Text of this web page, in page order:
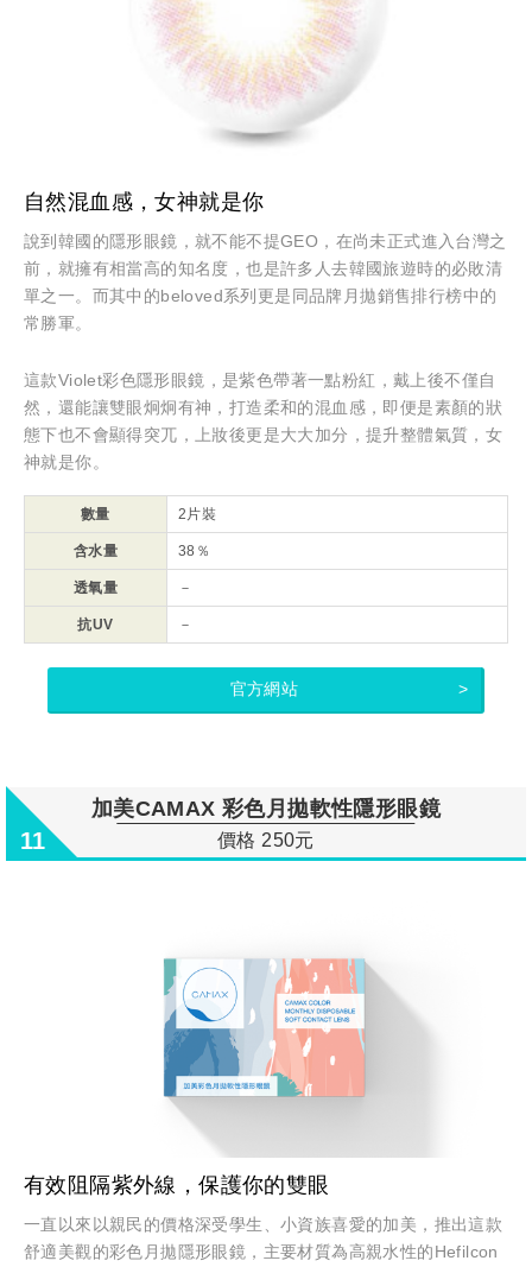
自然混血感，女神就是你
說到韓國的隱形眼鏡，就不能不提GEO，在尚未正式進入台灣之
前，就擁有相當高的知名度，也是許多人去韓國旅遊時的必敗清
單之一。而其中的beloved系列更是同品牌月拋銷售排行榜中的
常勝軍。
這款Violet彩色隱形眼鏡，是紫色帶著一點粉紅，戴上後不僅自
然，還能讓雙眼炯炯有神，打造柔和的混血感，即便是素顏的狀
態下也不會顯得突兀，上妝後更是大大加分，提升整體氣質，女
神就是你。
數量 2片裝
含水量 38％
透氧量 －
抗UV －
官方網站
11
加美CAMAX 彩色月拋軟性隱形眼鏡
價格 250元
有效阻隔紫外線，保護你的雙眼
一直以來以親民的價格深受學生、小資族喜愛的加美，推出這款
舒適美觀的彩色月拋隱形眼鏡，主要材質為高親水性的Hefilcon